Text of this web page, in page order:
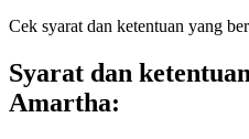
Cek syarat dan ketentuan yang
Syarat dan
Amartha: